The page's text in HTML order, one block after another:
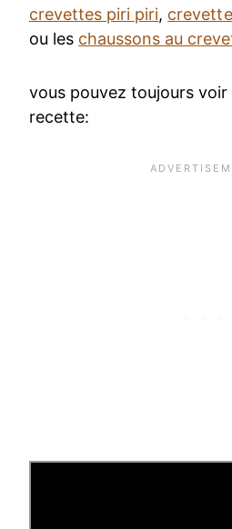
crevettes piri piri,
ou les chaussons au
vous pouvez toujours
recette: